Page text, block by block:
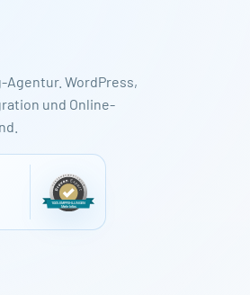
Agentur. WordPress,
und Online-